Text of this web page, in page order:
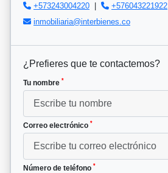
+573243004220 |
+576043221922
inmobiliaria@interbienes.co
¿Prefieres que te contactemos?
Tu nombre *
Correo electrónico *
Número de teléfono *